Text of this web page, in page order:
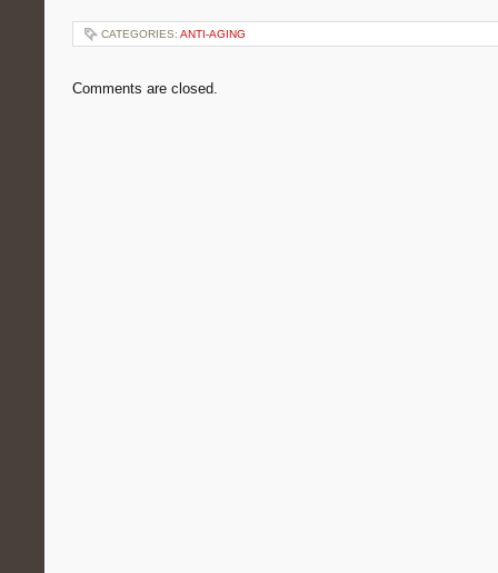
CATEGORIES: ANTI-AGING
Comments are closed.